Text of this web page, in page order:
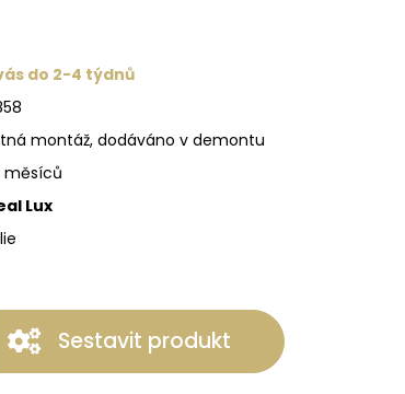
do 2-4 týdnů
montáž, dodáváno v demontu
měsíců
Lux
Sestavit produkt